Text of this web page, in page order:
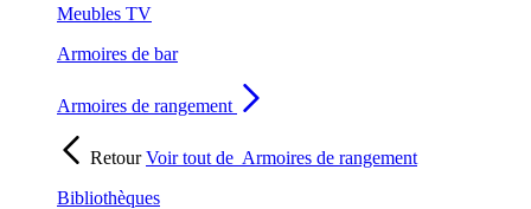
Meubles TV
Armoires de bar
Armoires de rangement
RetourVoir tout de Armoires de rangement
Bibliothèques